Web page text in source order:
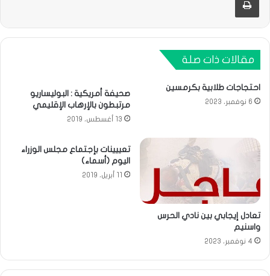
مقالات ذات صلة
احتجاجات طلابية بكرمسين
6 نوفمبر، 2023
صحيفة أمريكية : البوليساريو
مرتبطون بالإرهاب الإقليمي
13 أغسطس، 2019
تعادل إيجابي بين نادي الحرس
واسنيم
4 نوفمبر، 2023
تعييينات بإجتماع مجلس الوزراء
اليوم (أسماء)
11 أبريل، 2019